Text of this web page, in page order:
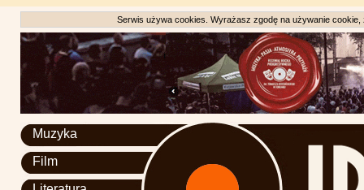
Serwis używa cookies. Wyrażasz zgodę na używanie
Muzyka
Film